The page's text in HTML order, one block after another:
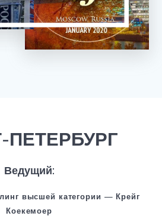
ПЕТЕРБУРГ
Ведущий:
высшей категории — Крейг
Коекемоер